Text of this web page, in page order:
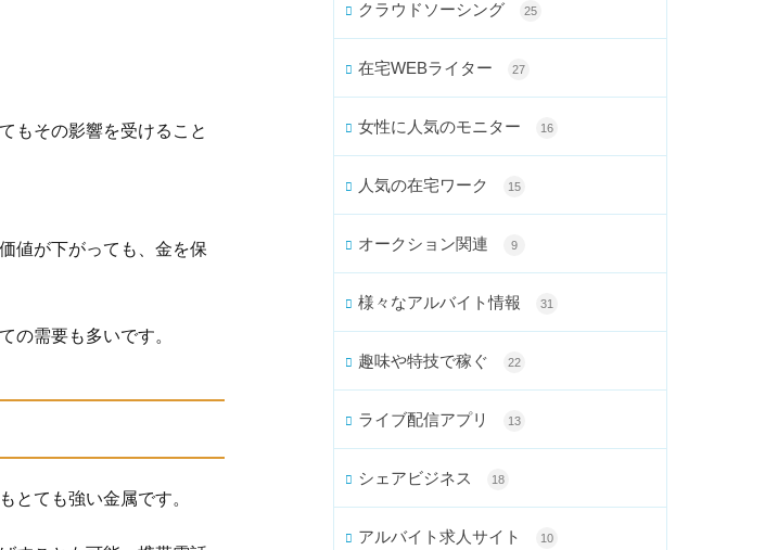
もその影響を受けること
値が下がっても、金を保
の需要も多いです。
とても強い金属です。
クラウドソーシング 25
在宅WEBライター 27
女性に人気のモニター 16
人気の在宅ワーク 15
オークション関連 9
様々なアルバイト情報 31
趣味や特技で稼ぐ 22
ライブ配信アプリ 13
シェアビジネス 18
アルバイト求人サイト 10